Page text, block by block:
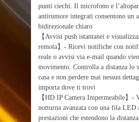
punti ciechi. Il microfono e
antirumore integrati consentono un
bidirezionale chiaro
【Avvisi push istantanei e
remota】- Ricevi notifiche con
reale o avvisi via e-mail quando
movimento. Controlla a distanza lo
casa e non perdere mai nessun
importa dove ti trovi
【HD IP Camera Impermeabile】-
notturna avanzata con una fila LED
prestazioni che estendono la